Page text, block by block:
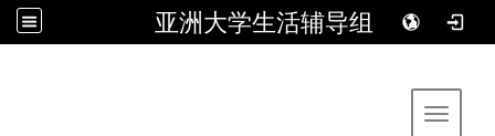
亚洲大学生活辅导组
Toggle